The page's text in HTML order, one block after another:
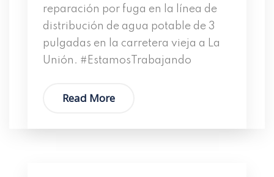
reparación por fuga en la línea de
distribución de agua potable de 3
pulgadas en la carretera vieja a La
Unión. #EstamosTrabajando
Read More